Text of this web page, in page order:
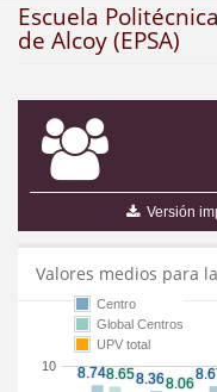
Escuela
de Alcoy (EPSA)
Versión
Valores medios para
10
Centro
Global Centros
UPV total